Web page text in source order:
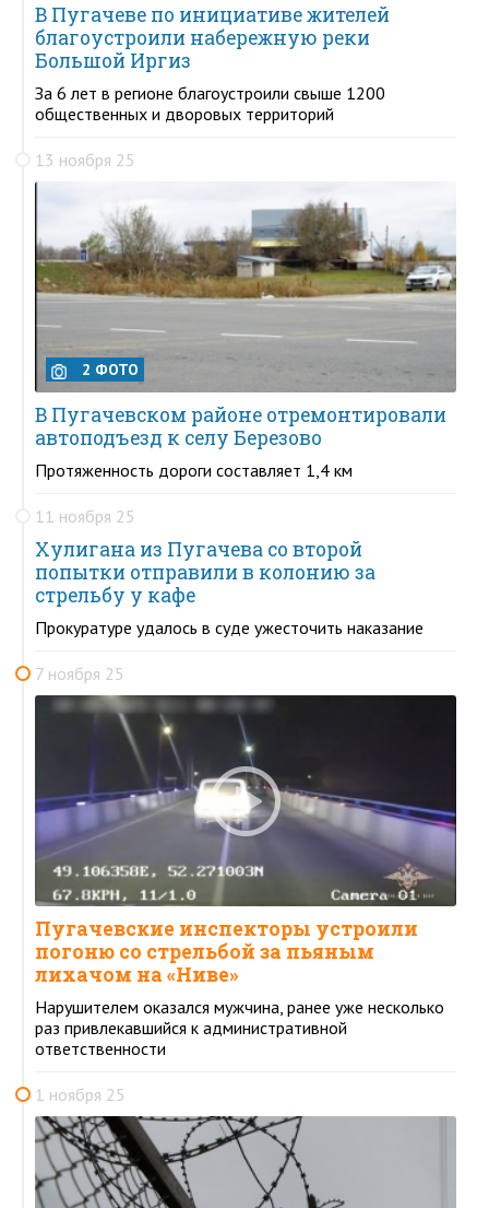
В Пугачеве по инициативе жителей
благоустроили набережную реки
Большой Иргиз
За 6 лет в регионе благоустроили свыше 1200
общественных и дворовых территорий
13 ноября 25
2 ФОТО
В Пугачевском районе отремонтировали
автоподъезд к селу Березово
Протяженность дороги составляет 1,4 км
11 ноября 25
Хулигана из Пугачева со второй
попытки отправили в колонию за
стрельбу у кафе
Прокуратуре удалось в суде ужесточить наказание
7 ноября 25
Пугачевские инспекторы устроили
погоню со стрельбой за пьяным
лихачом на «Ниве»
Нарушителем оказался мужчина, ранее уже несколько
раз привлекавшийся к административной
ответственности
1 ноября 25